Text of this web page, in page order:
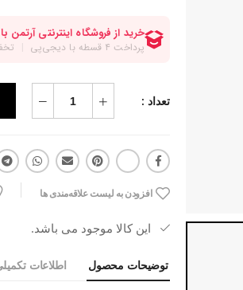
تعداد :
افزودن به لیست علاقه‌مندی ها
این کالا موجود می باشد.
توضیحات محصول اطلاعات